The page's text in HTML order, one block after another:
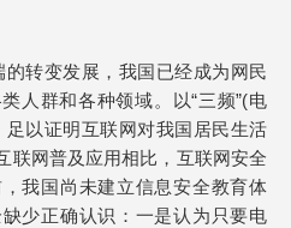
转变发展，我国已经成为网民
人群和各种领域。以“三频”(电
以证明互联网对我国居民生活
联网普及应用相比，互联网安全
我国尚未建立信息安全教育体
少正确认识：一是认为只要电